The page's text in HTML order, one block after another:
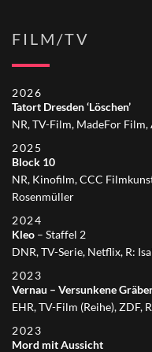
FILM/TV
2026
Tatort Dresden ‘Löschen’
NR, TV-Film, MadeFor Film,
2025
Block 10
NR, Kinofilm, CCC
Rosenmüller
2024
Kleo – Staffel 2
DNR, TV-Serie, Netflix, R:
2023
Vernau – Versunkene
EHR, TV-Film (Reihe), ZDF,
2023
Mord mit Aussicht